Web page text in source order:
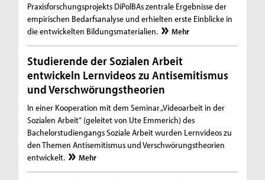
Praxisforschungsprojekts DiPolBAs zentrale Ergebnisse der
empirischen Bedarfsanalyse und erhielten erste Einblicke in
die entwickelten Bildungsmaterialien.
Mehr
Studierende der Sozialen Arbeit
entwickeln Lernvideos zu Antisemitismus
und Verschwörungstheorien
In einer Kooperation mit dem Seminar „Videoarbeit in der
Sozialen Arbeit“ (geleitet von Ute Emmerich) des
Bachelorstudiengangs Soziale Arbeit wurden Lernvideos zu
den Themen Antisemitismus und Verschwörungstheorien
entwickelt.
Mehr